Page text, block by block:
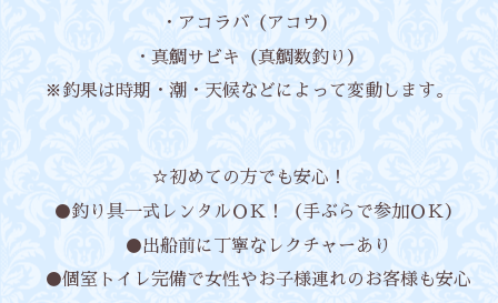
・アコラバ（アコウ）
・真鯛サビキ（真鯛数釣り）
※釣果は時期・潮・天候などによって変動します。
☆初めての方でも安心！
●釣り具一式レンタルＯＫ！（手ぶらで参加ＯＫ）
●出船前に丁寧なレクチャーあり
●個室トイレ完備で女性やお子様連れのお客様も安心